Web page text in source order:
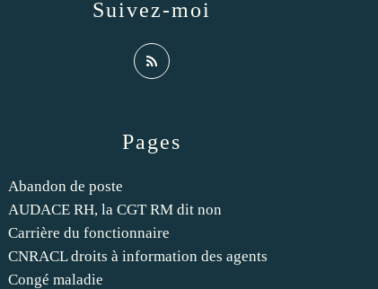
Pages
Abandon de poste
AUDACE RH, la CGT RM dit non
Carrière du fonctionnaire
CNRACL droits à information des agents
Congé maladie
Suivez-moi